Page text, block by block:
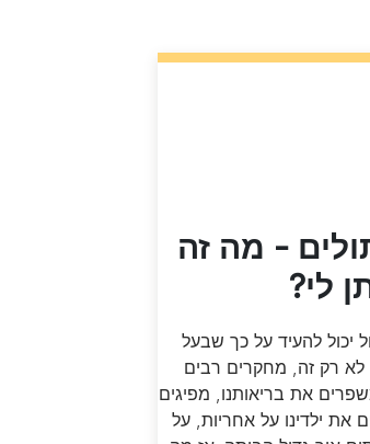
- מה זה
לי?
יכול להעיד על כך שבעל
לא רק זה, מחקרים רבים
את בריאותנו, מפיגים
את ילדינו על אחריות, על